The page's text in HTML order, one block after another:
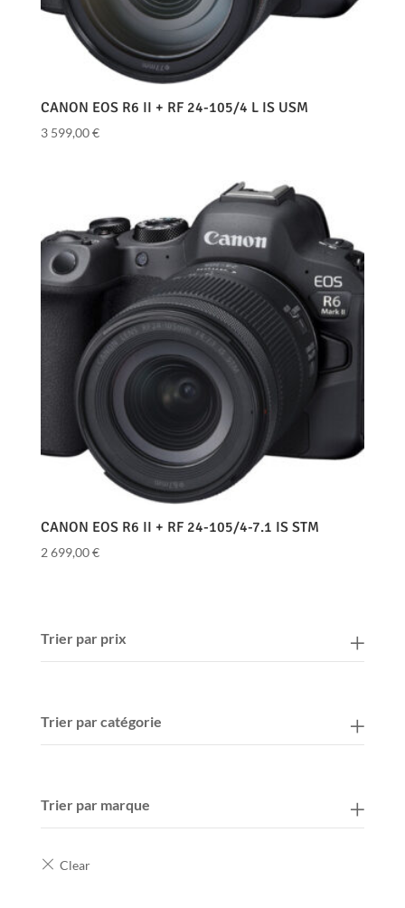
CANON EOS R6 II + RF 24-105/4 L IS USM
3 599,00€
CANON EOS R6 II + RF 24-105/4-7.1 IS STM
2 699,00€
Trier par prix
Trier par catégorie
Trier par marque